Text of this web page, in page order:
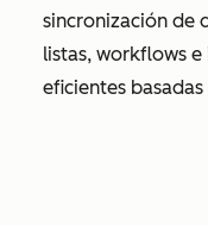
sincronización de
listas, workflows
eficientes